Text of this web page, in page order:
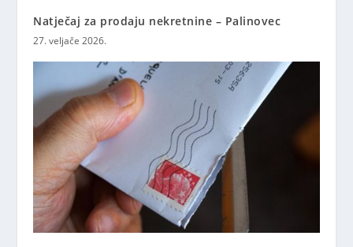
Natječaj za prodaju nekretnine – Palinovec
27. veljače 2026.